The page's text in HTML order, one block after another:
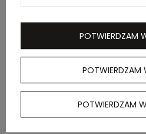
zewnętrznego
kartonu
zewnętrznego
16 kg
OPIS
POTWIERDZAM
POTWIERDZAM
POTWIERDZAM